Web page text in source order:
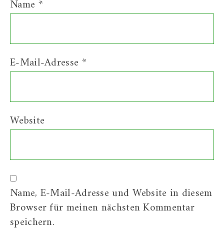
Name *
E-Mail-Adresse *
Website
Name, E-Mail-Adresse und Website in diesem
Browser für meinen nächsten Kommentar
speichern.